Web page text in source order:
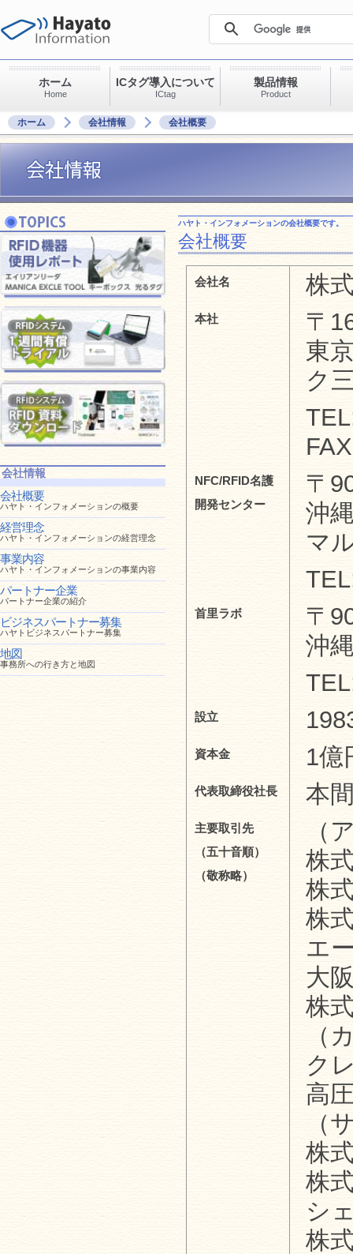
ホーム
Home
ICタグ導入について
ICtag
製品情報
Product
ホーム 会社情報 会社概要
会社情報
会社概要
ハヤト・インフォメーションの概要
経営理念
ハヤト・インフォメーションの経営理念
事業内容
ハヤト・インフォメーションの事業内容
パートナー企業
パートナー企業の紹介
ビジネスパートナー募集
ハヤトビジネスパートナー募集
地図
事務所への行き方と地図
ハヤト・インフォメーションの会社概要です。
会社概要
会社名 株
本社
〒
東
ク
NFC/RFID名護
開発センター
〒
沖
マ
首里ラボ
〒
沖
設立
資本金 1億
代表取締役社長 本
主要取引先
（五十音順）
（敬称略）
（
株
株
株
エ
大
株
（
ク
高
（
株
株
シ
株